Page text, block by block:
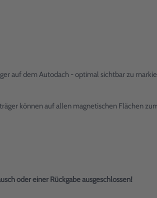
auf dem Autodach - optimal sichtbar zu
können auf allen magnetischen Flächen
oder einer Rückgabe ausgeschlossen!